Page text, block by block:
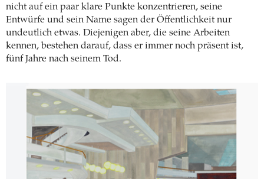
nicht auf ein paar klare Punkte konzentrieren, seine
Entwürfe und sein Name sagen der Öffentlichkeit nur
undeutlich etwas. Diejenigen aber, die seine Arbeiten
kennen, bestehen darauf, dass er immer noch präsent ist,
fünf Jahre nach seinem Tod.